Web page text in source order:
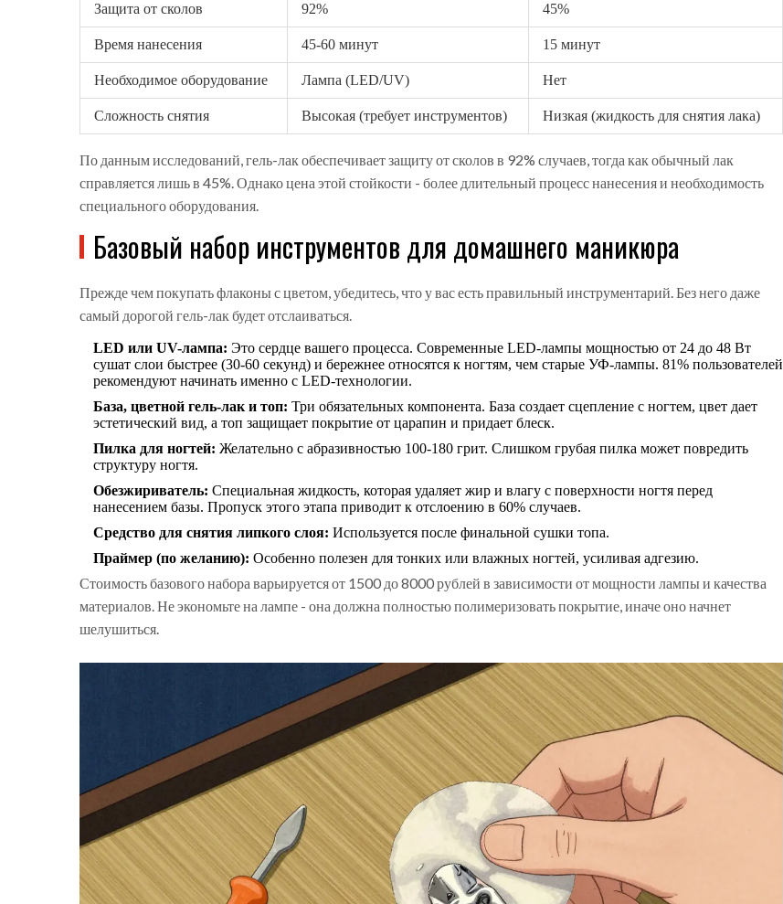
Защита от сколов 92% 45%
Время нанесения 45-60 минут 15 минут
Необходимое оборудование Лампа (LED/UV) Нет
Сложность снятия Высокая (требует инструментов) Низкая (жидкость для снятия лака)
По данным исследований, гель-лак обеспечивает защиту от сколов в 92% случаев, тогда как обычный лак
справляется лишь в 45%. Однако цена этой стойкости - более длительный процесс нанесения и необходимость
специального оборудования.
Базовый набор инструментов для домашнего маникюра
Прежде чем покупать флаконы с цветом, убедитесь, что у вас есть правильный инструментарий. Без него даже
самый дорогой гель-лак будет отслаиваться.
LED или UV-лампа: Это сердце вашего процесса. Современные LED-лампы мощностью от 24 до 48 Вт
сушат слои быстрее (30-60 секунд) и бережнее относятся к ногтям, чем старые УФ-лампы. 81% пользователей
рекомендуют начинать именно с LED-технологии.
База, цветной гель-лак и топ: Три обязательных компонента. База создает сцепление с ногтем, цвет дает
эстетический вид, а топ защищает покрытие от царапин и придает блеск.
Пилка для ногтей: Желательно с абразивностью 100-180 грит. Слишком грубая пилка может повредить
структуру ногтя.
Обезжириватель: Специальная жидкость, которая удаляет жир и влагу с поверхности ногтя перед
нанесением базы. Пропуск этого этапа приводит к отслоению в 60% случаев.
Средство для снятия липкого слоя: Используется после финальной сушки топа.
Праймер (по желанию): Особенно полезен для тонких или влажных ногтей, усиливая адгезию.
Стоимость базового набора варьируется от 1500 до 8000 рублей в зависимости от мощности лампы и качества
материалов. Не экономьте на лампе - она должна полностью полимеризовать покрытие, иначе оно начнет
шелушиться.